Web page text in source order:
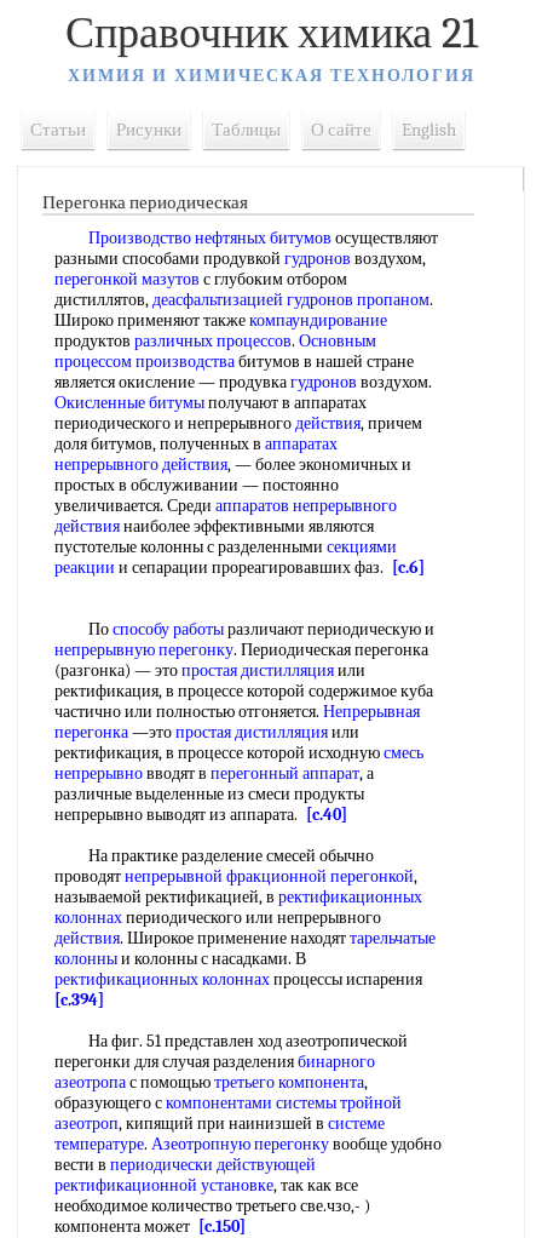
Справочник химика 21
ХИМИЯ И ХИМИЧЕСКАЯ ТЕХНОЛОГИЯ
Статьи Рисунки Таблицы О сайте English
Перегонка периодическая
Производство нефтяных битумов осуществляют
разными способами продувкой гудронов воздухом,
перегонкой мазутов с глубоким отбором
дистиллятов,деасфальтизацией гудронов пропаном.
Широко применяют такжекомпаундирование
продуктов различных процессов. Основным
процессом производствабитумов в нашей стране
является окисление — продувкагудронов воздухом.
Окисленные битумыполучают в аппаратах
периодического и непрерывногодействия, причем
доля битумов, полученных в аппаратах
непрерывного действия, — более экономичных и
простых в обслуживании — постоянно
увеличивается. Среди аппаратов непрерывного
действиянаиболее эффективными являются
пустотелые колонны с разделенными секциями
реакции и сепарации прореагировавших фаз. [c.6]
Поспособу работыразличают периодическую и
непрерывную перегонку. Периодическая перегонка
(разгонка) — этопростая дистилляцияили
ректификация, в процессе которой содержимое куба
частично или полностью отгоняется. Непрерывная
перегонка—этопростая дистилляцияили
ректификация, в процессе которой исходнуюсмесь
непрерывновводят в перегонный аппарат, а
различные выделенные из смеси продукты
непрерывно выводят из аппарата.
[c.40]
На практике разделение смесей обычно
проводятнепрерывной фракционной перегонкой,
называемой ректификацией, в ректификационных
колоннахпериодического или непрерывного
действия. Широкое применение находяттарельчатые
колонныи колонны с насадками. В
ректификационных колоннахпроцессы испарения
[c.394]
На фиг. 51 представлен ход азеотропической
перегонки для случая разделениябинарного
азеотропас помощьютретьего компонента,
образующего скомпонентами системытройной
азеотроп, кипящий при наинизшей в системе
температуре. Азеотропную перегонкувообще удобно
вести в периодически действующей
ректификационной установке, так как все
необходимое количество третьего све.чзо,- )
компонента может [c.150]